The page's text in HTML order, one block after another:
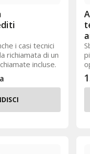
i casi tecnici
richiamata di un
incluse.